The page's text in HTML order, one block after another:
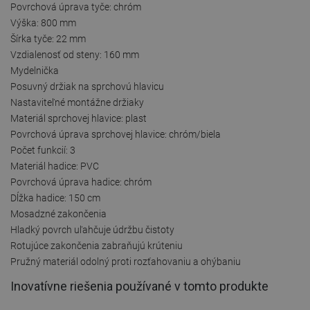
Povrchová úprava tyče: chróm
Výška: 800 mm
Šírka tyče: 22 mm
Vzdialenosť od steny: 160 mm
Mydelnička
Posuvný držiak na sprchovú hlavicu
Nastaviteľné montážne držiaky
Materiál sprchovej hlavice: plast
Povrchová úprava sprchovej hlavice: chróm/biela
Počet funkcií: 3
Materiál hadice: PVC
Povrchová úprava hadice: chróm
Dĺžka hadice: 150 cm
Mosadzné zakončenia
Hladký povrch uľahčuje údržbu čistoty
Rotujúce zakončenia zabraňujú krúteniu
Pružný materiál odolný proti rozťahovaniu a ohýbaniu
Inovatívne riešenia používané v tomto produkte